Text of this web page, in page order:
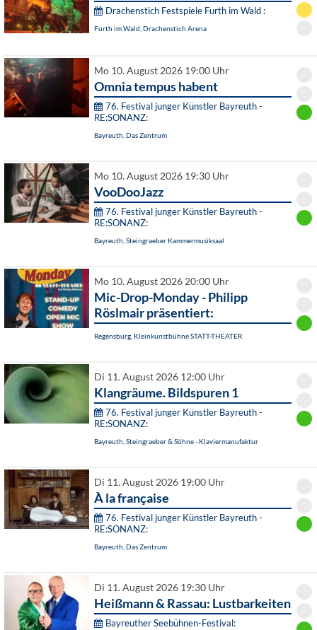
Drachenstich Festspiele Furth im Wald :
Furth im Wald, Drachenstich Arena
Mo 10. August 2026 19:00 Uhr
Omnia tempus habent
76. Festival junger Künstler Bayreuth -
RE:SONANZ:
Bayreuth, Das Zentrum
Mo 10. August 2026 19:30 Uhr
VooDooJazz
76. Festival junger Künstler Bayreuth -
RE:SONANZ:
Bayreuth, Steingraeber Kammermusiksaal
Mo 10. August 2026 20:00 Uhr
Mic-Drop-Monday - Philipp
Röslmair präsentiert:
Regensburg, Kleinkunstbühne STATT-THEATER
Di 11. August 2026 12:00 Uhr
Klangräume. Bildspuren 1
76. Festival junger Künstler Bayreuth -
RE:SONANZ:
Bayreuth, Steingraeber & Söhne - Klaviermanufaktur
Di 11. August 2026 19:00 Uhr
À la française
76. Festival junger Künstler Bayreuth -
RE:SONANZ:
Bayreuth, Das Zentrum
Di 11. August 2026 19:30 Uhr
Heißmann & Rassau: Lustbarkeiten
Bayreuther Seebühnen-Festival: